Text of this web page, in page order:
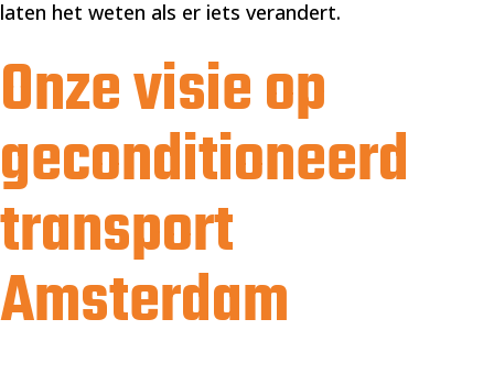
laten het weten als er iets verandert.
Onze visie op
geconditioneerd
transport
Amsterdam